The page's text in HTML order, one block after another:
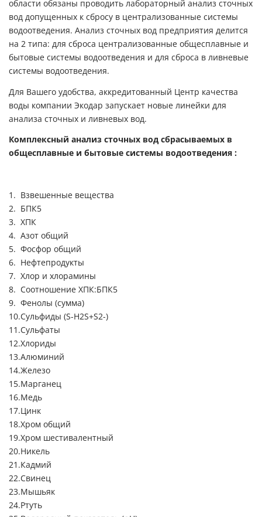
области обязаны проводить лабораторный анализ сточных
вод допущенных к сбросу в централизованные системы
водоотведения. Анализ сточных вод предприятия делится
на 2 типа: для сброса централизованные общесплавные и
бытовые системы водоотведения и для сброса в ливневые
системы водоотведения.
Для Вашего удобства, аккредитованный Центр качества
воды компании Экодар запускает новые линейки для
анализа сточных и ливневых вод.
Комплексный анализ сточных вод сбрасываемых в
общесплавные и бытовые системы водоотведения :
Взвешенные вещества
БПК5
ХПК
Азот общий
Фосфор общий
Нефтепродукты
Хлор и хлорамины
Соотношение ХПК:БПК5
Фенолы (сумма)
Сульфиды (S-H2S+S2-)
Сульфаты
Хлориды
Алюминий
Железо
Марганец
Медь
Цинк
Хром общий
Хром шестивалентный
Никель
Кадмий
Свинец
Мышьяк
Ртуть